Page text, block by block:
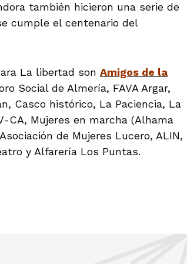
también hicieron una serie de
cumple el centenario del
La libertad son Amigos de la
Social de Almería, FAVA Argar,
Casco histórico, La Paciencia, La
CA, Mujeres en marcha (Alhama
de Mujeres Lucero, ALIN,
y Alfarería Los Puntas.